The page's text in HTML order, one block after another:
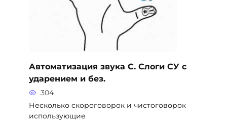
Автоматизация звука С. Слоги СУ с
ударением и без.
304
Несколько скороговорок и чистоговорок
использующие